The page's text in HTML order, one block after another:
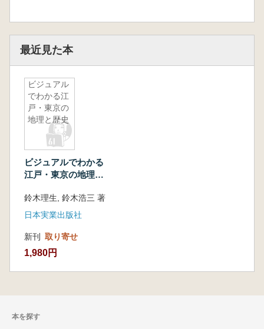
最近見た本
ビジュアル
でわかる江
戸・東京の
地理と歴史
ビジュアルでわかる
江戸・東京の地理と
鈴木理生, 鈴木浩三 著
日本実業出版社
新刊 取り寄せ
1,980円
本を探す